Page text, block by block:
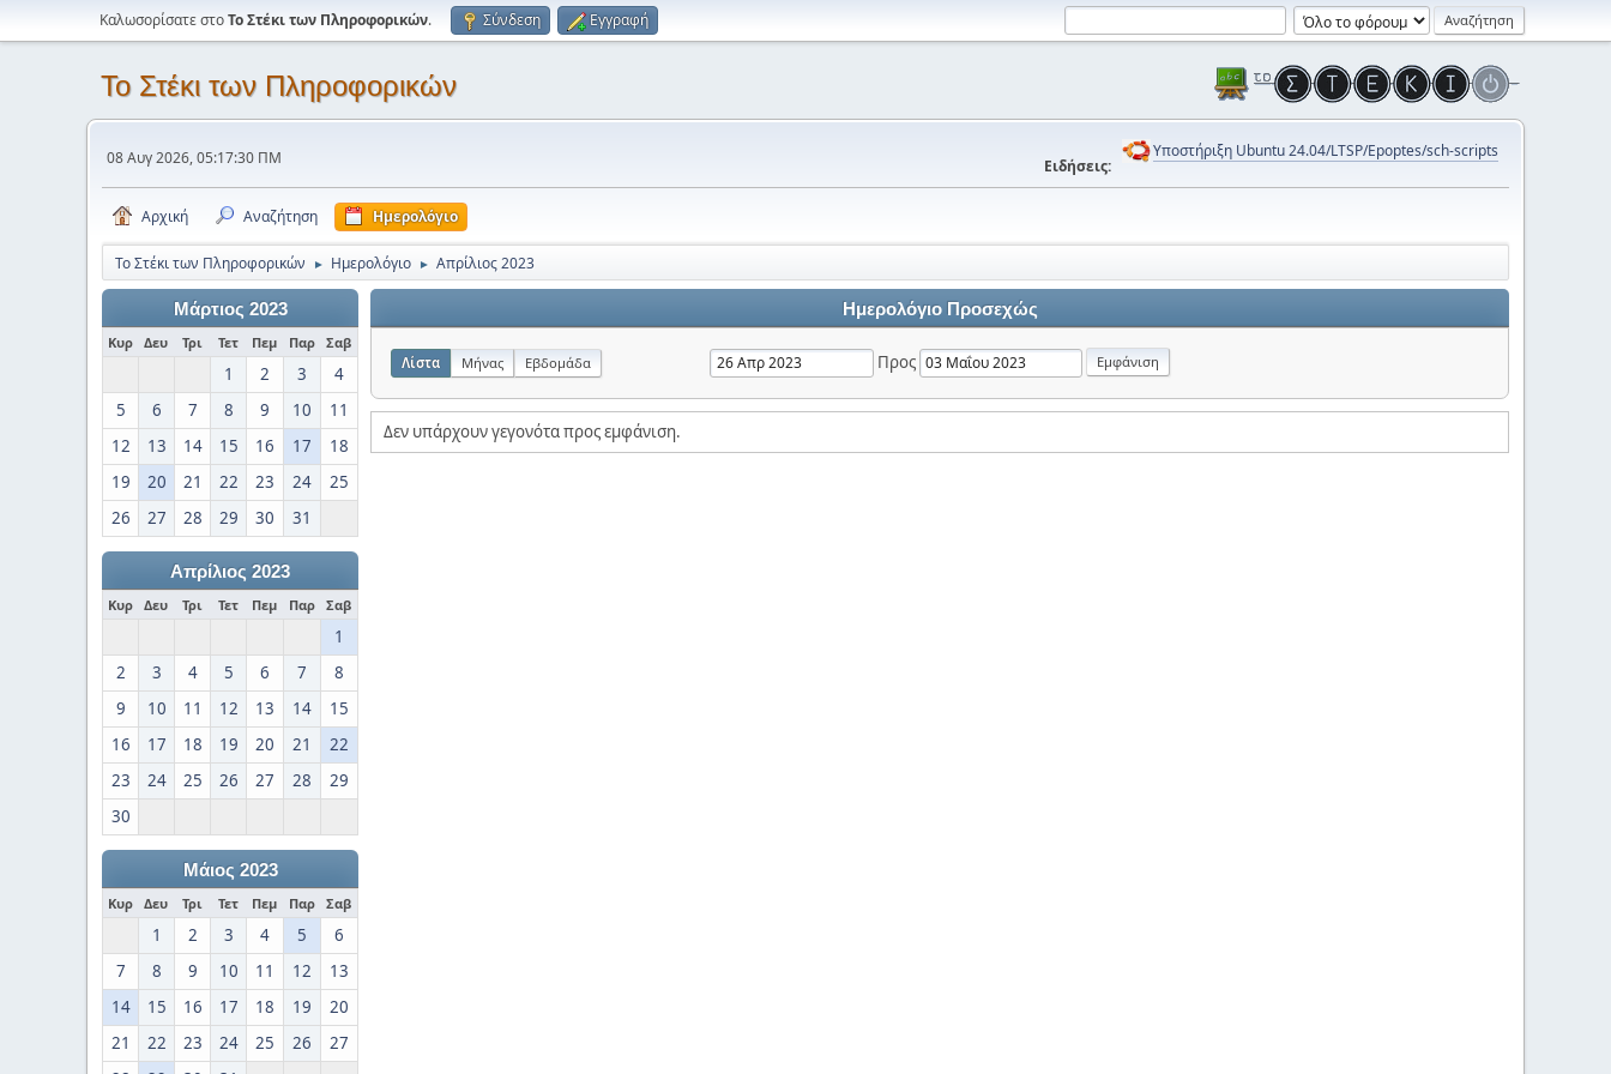
Καλωσορίσατε στοΤο Στέκι των Πληροφορικών. Σύνδεση Εγγραφή
Το Στέκι των Πληροφορικών
08 Αυγ 2026, 05:17:30 ΠΜ Ειδήσεις:
Υποστήριξη Ubuntu 24.04/LTSP/Epoptes/sch-scripts
Αρχική Αναζήτηση Ημερολόγιο
Το Στέκι των Πληροφορικών ► Ημερολόγιο ► Απρίλιος 2023
Μάρτιος 2023
Κυρ Δευ Τρι Τετ Πεμ Παρ Σαβ
1 2 3
4
5
6 7 8 9 10
11
12
13 14 15 16 17
18
19
20 21 22 23 24
25
26
27 28 29 30 31
Απρίλιος 2023
Κυρ Δευ Τρι Τετ Πεμ Παρ Σαβ
1
2
3 4 5 6 7
8
9
10 11 12 13 14
15
16
17 18 19 20 21
22
23
24 25 26 27 28
29
30
Μάιος 2023
Κυρ Δευ Τρι Τετ Πεμ Παρ Σαβ
1 2 3 4 5
6
7
8 9 10 11 12
13
14
15 16 17 18 19
20
21
22 23 24 25 26
27
Ημερολόγιο Προσεχώς
Λίστα Μήνας Εβδομάδα Προς
Δεν υπάρχουν γεγονότα προς εμφάνιση.